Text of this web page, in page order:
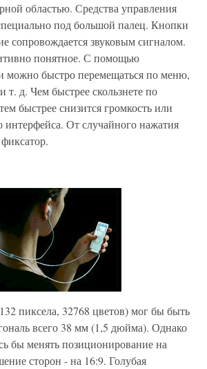
областью. Средства управления
под большой палец. Кнопки
сопровождается звуковым сигналом.
понятное. С помощью
можно быстро перемещаться по меню,
т. д. Чем быстрее скользнете по
быстрее снизится громкость или
От случайного нажатия
пиксела, 32768 цветов) мог бы быть
всего 38 мм (1,5 дюйма). Однако
бы менять позиционирование на
сторон - на 16:9. Голубая